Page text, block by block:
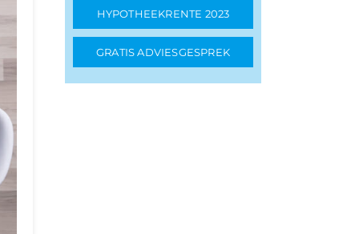
HYPOTHEEKRENTE 2023
GRATIS ADVIESGESPREK